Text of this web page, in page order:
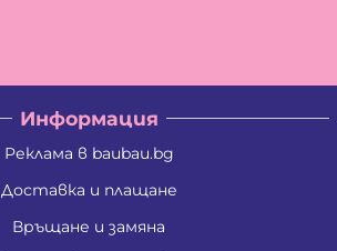
Информация
Реклама в baubau.bg
Доставка и плащане
Връщане и замяна